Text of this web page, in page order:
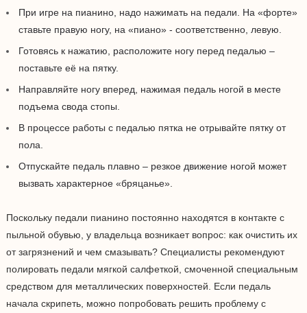
При игре на пианино, надо нажимать на педали. На «форте»
ставьте правую ногу, на «пиано» - соответственно, левую.
Готовясь к нажатию, расположите ногу перед педалью –
поставьте её на пятку.
Направляйте ногу вперед, нажимая педаль ногой в месте
подъема свода стопы.
В процессе работы с педалью пятка не отрывайте пятку от
пола.
Отпускайте педаль плавно – резкое движение ногой может
вызвать характерное «бряцанье».
Поскольку педали пианино постоянно находятся в контакте с
пыльной обувью, у владельца возникает вопрос: как очистить их
от загрязнений и чем смазывать? Специалисты рекомендуют
полировать педали мягкой салфеткой, смоченной специальным
средством для металлических поверхностей. Если педаль
начала скрипеть, можно попробовать решить проблему с